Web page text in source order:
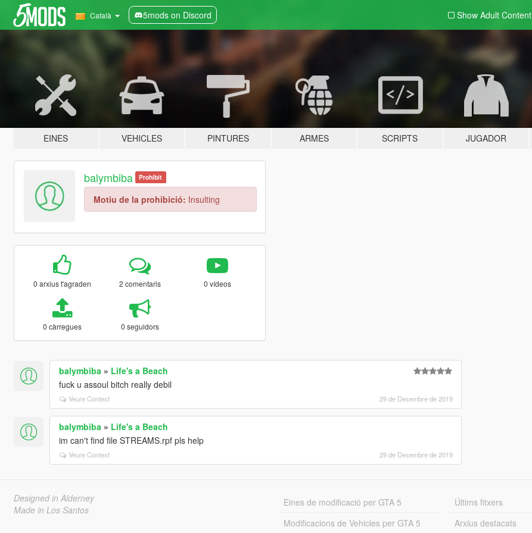
Català 5mods on Discord Show Adult Content
EINES VEHICLES PINTURES ARMES SCRIPTS JUGADOR
balymbiba Prohibit
Motiu de la prohibició: Insulting
0 arxius t'agraden 2 comentaris 0 vídeos
0 càrregues 0 seguidors
balymbiba» Life's a Beach
fuck u assoul bitch really debil
Veure Context 29 de Desembre de 2019
balymbiba» Life's a Beach
im can't find file STREAMS.rpf pls help
Veure Context 29 de Desembre de 2019
Designed in Alderney
Made in Los Santos
Eines de modificació per GTA 5
Modificacions de Vehicles per GTA 5
Últims fitxers
Arxius destacats